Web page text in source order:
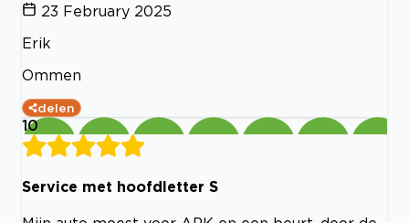
23 February 2025
Erik
Ommen
delen
10
Service met hoofdletter S